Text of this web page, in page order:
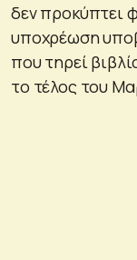
δεν προκύπτει
υποχρέωση
που τηρεί
το τέλος του